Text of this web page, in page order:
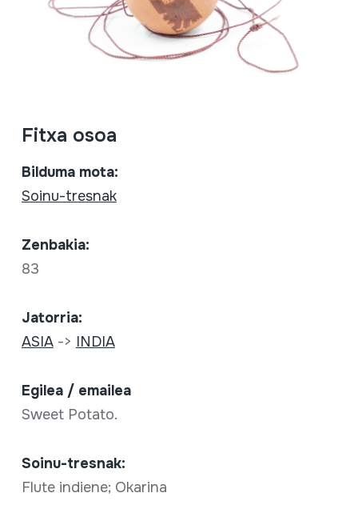
Fitxa osoa
Bilduma mota:
Soinu-tresnak
Zenbakia:
83
Jatorria:
ASIA-> INDIA
Egilea / emailea
Sweet Potato.
Soinu-tresnak:
Flute indiene; Okarina